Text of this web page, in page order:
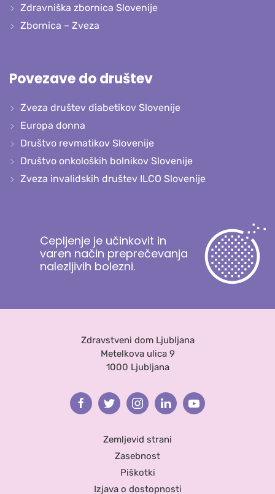
Zdravniška zbornica Slovenije
Zbornica – Zveza
Povezave do društev
Zveza društev diabetikov Slovenije
Europa donna
Društvo revmatikov Slovenije
Društvo onkoloških bolnikov Slovenije
Zveza invalidskih društev ILCO Slovenije
Cepljenje je učinkovit in
varen način preprečevanja
nalezljivih bolezni.
Zdravstveni dom Ljubljana
Metelkova ulica 9
1000 Ljubljana
FacebookTwitterInstagramLinkedinYoutube
Zemljevid strani
Zasebnost
Piškotki
Izjava o dostopnosti